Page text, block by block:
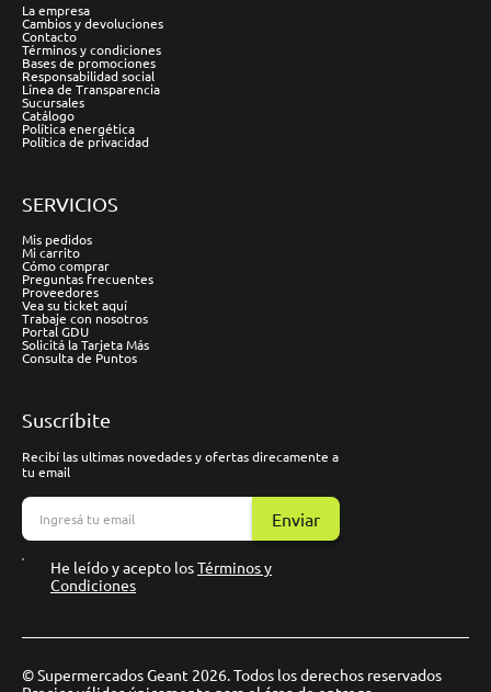
La empresa
Cambios y devoluciones
Contacto
Términos y condiciones
Bases de promociones
Responsabilidad social
Línea de Transparencia
Sucursales
Catálogo
Política energética
Política de privacidad
SERVICIOS
Mis pedidos
Mi carrito
Cómo comprar
Preguntas frecuentes
Proveedores
Vea su ticket aquí
Trabaje con nosotros
Portal GDU
Solicitá la Tarjeta Más
Consulta de Puntos
Suscríbite
Recibí las ultimas novedades y ofertas direcamente a
tu email
Enviar
He leído y acepto losTérminos y
Condiciones
© Supermercados Geant 2026. Todos los derechos reservados